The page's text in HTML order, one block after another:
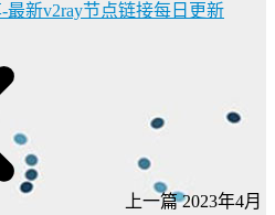
最新v2ray节点链接每日更新
上一篇 2023年4月